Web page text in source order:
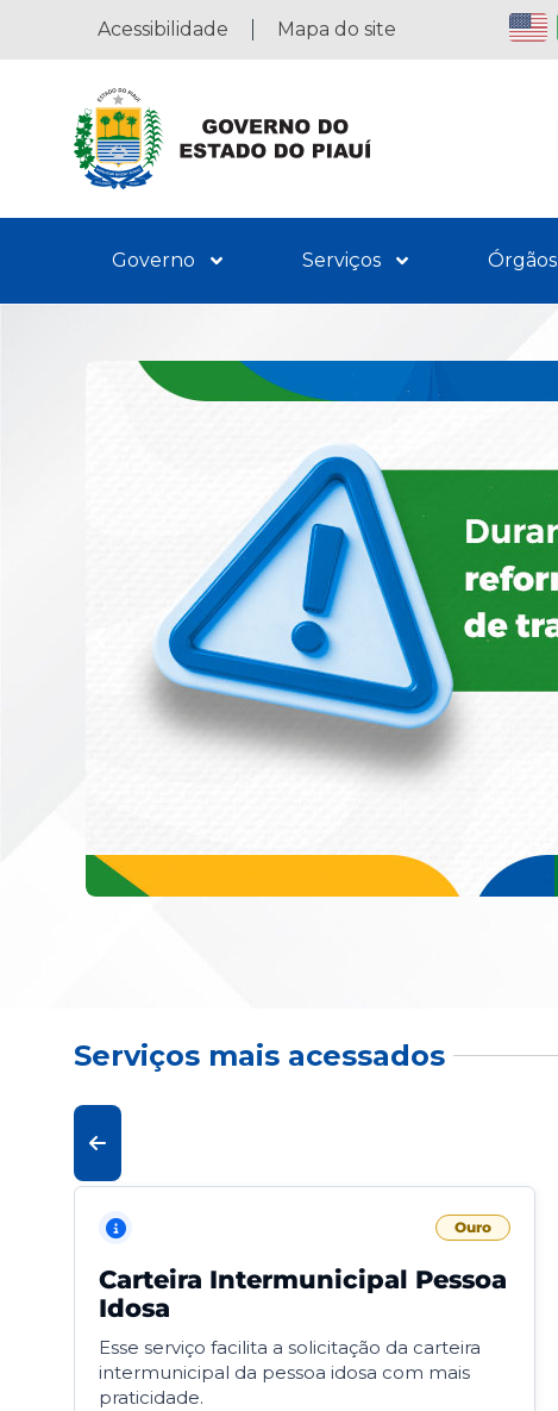
Acessibilidade Mapa do site
Governo Serviços Órgãos
Serviços mais acessados
Ouro
Carteira Intermunicipal Pessoa
Idosa
Esse serviço facilita a solicitação da carteira
intermunicipal da pessoa idosa com mais
praticidade.